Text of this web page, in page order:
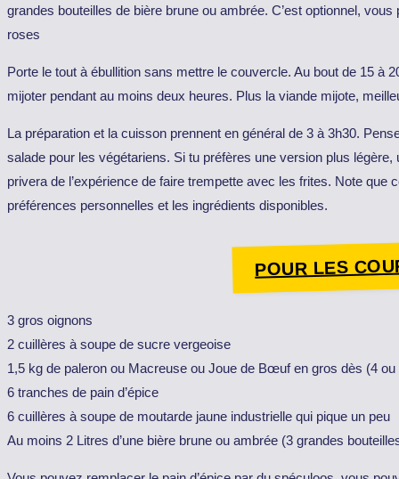
grandes bouteilles de bière brune ou ambrée. C’est optionnel,
roses
Porte le tout à ébullition sans mettre le couvercle. Au bout de 15 à
mijoter pendant au moins deux heures. Plus la viande mijote,
La préparation et la cuisson prennent en général de 3 à 3h30.
salade pour les végétariens. Si tu préfères une version plus
privera de l’expérience de faire trempette avec les frites. Note que
préférences personnelles et les ingrédients disponibles.
POUR LES
3 gros oignons
2 cuillères à soupe de sucre vergeoise
1,5 kg de paleron ou Macreuse ou Joue de Bœuf en gros dès (4
6 tranches de pain d’épice
6 cuillères à soupe de moutarde jaune industrielle qui pique un peu
Au moins 2 Litres d’une bière brune ou ambrée (3 grandes